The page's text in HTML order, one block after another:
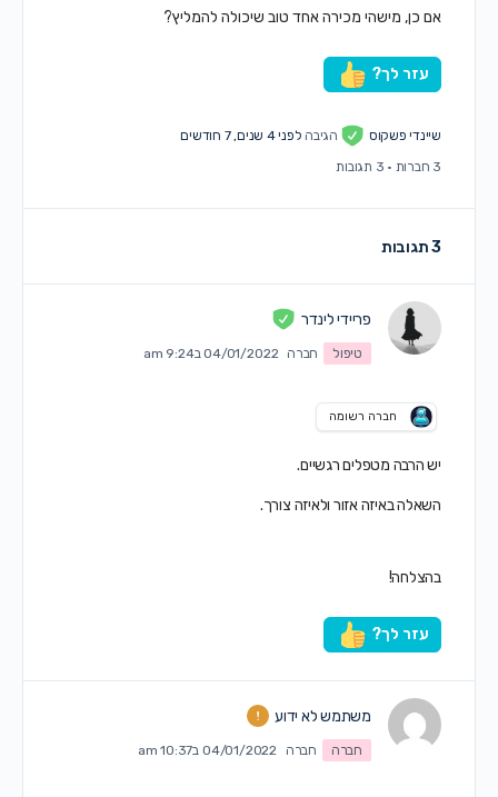
אם כן, מישהי מכירה אחד טוב שיכולה להמליץ?
עזר לך?
שיינדי פשקוס הגיבהלפני 4 שנים, 7 חודשים
3 חברות
· 3 תגובות
3 תגובות
פריידי לינדר
טיפול חברה 04/01/2022 ב9:24 am
חברה רשומה
יש הרבה מטפלים רגשיים.
השאלה באיזה אזור ולאיזה צורך.
בהצלחה!
עזר לך?
משתמש לא ידוע
חברה חברה 04/01/2022 ב10:37 am